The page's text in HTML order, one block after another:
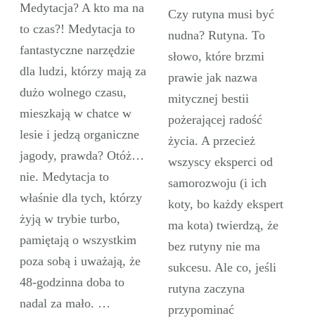
Medytacja? A kto ma na
to czas?! Medytacja to
fantastyczne narzędzie
dla ludzi, którzy mają za
dużo wolnego czasu,
mieszkają w chatce w
lesie i jedzą organiczne
jagody, prawda? Otóż…
nie. Medytacja to
właśnie dla tych, którzy
żyją w trybie turbo,
pamiętają o wszystkim
poza sobą i uważają, że
48-godzinna doba to
nadal za mało. …
Czy rutyna musi być
nudna? Rutyna. To
słowo, które brzmi
prawie jak nazwa
mitycznej bestii
pożerającej radość
życia. A przecież
wszyscy eksperci od
samorozwoju (i ich
koty, bo każdy ekspert
ma kota) twierdzą, że
bez rutyny nie ma
sukcesu. Ale co, jeśli
rutyna zaczyna
przypominać